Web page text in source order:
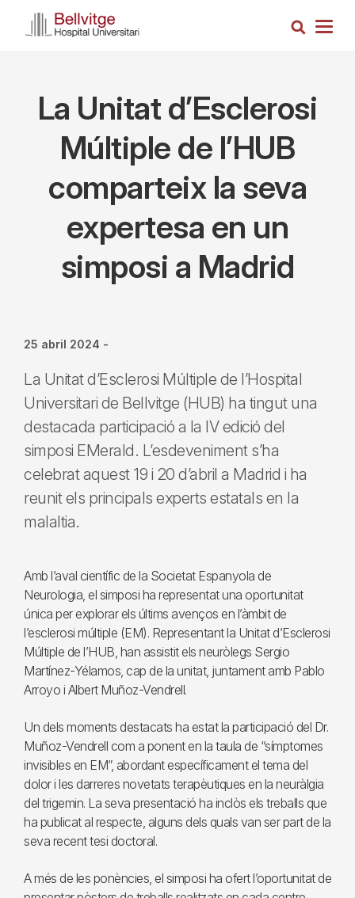
Cerca
La Unitat d’Esclerosi
Múltiple de l’HUB
comparteix la seva
expertesa en un
simposi a Madrid
25 abril 2024 -
La Unitat d’Esclerosi Múltiple de l’Hospital
Universitari de Bellvitge (HUB) ha tingut una
destacada participació a la IV edició del
simposi EMerald. L’esdeveniment s’ha
celebrat aquest 19 i 20 d’abril a Madrid i ha
reunit els principals experts estatals en la
malaltia.
Amb l’aval científic de la Societat Espanyola de
Neurologia, el simposi ha representat una oportunitat
única per explorar els últims avenços en l’àmbit de
l’esclerosi múltiple (EM). Representant la Unitat d’Esclerosi
Múltiple de l’HUB, han assistit els neuròlegs Sergio
Martínez-Yélamos, cap de la unitat, juntament amb Pablo
Arroyo i Albert Muñoz-Vendrell.
Un dels moments destacats ha estat la participació del Dr.
Muñoz-Vendrell com a ponent en la taula de “símptomes
invisibles en EM”, abordant específicament el tema del
dolor i les darreres novetats terapèutiques en la neuràlgia
del trigemin. La seva presentació ha inclòs els treballs que
ha publicat al respecte, alguns dels quals van ser part de la
seva recent tesi doctoral.
A més de les ponències, el simposi ha ofert l’oportunitat de